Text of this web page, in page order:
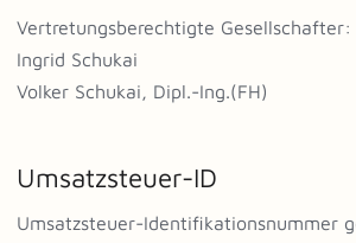
Vertretungsberechtigte Gesellschafter:
Ingrid Schukai
Volker Schukai, Dipl.-Ing.(FH)
Umsatzsteuer-ID
Umsatzsteuer-Identifikationsnummer